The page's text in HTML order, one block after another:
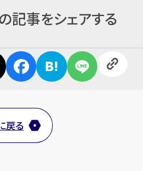
ぐ査定金額をお伝えいた
で無料査定
始除く)
記事をシェアする
戻る